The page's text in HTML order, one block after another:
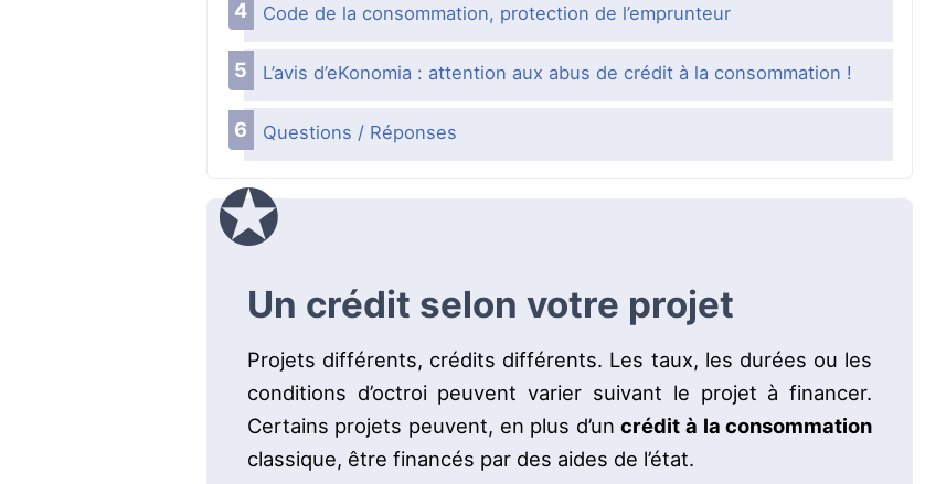
Code de la consommation, protection de l’emprunteur
L’avis d’eKonomia : attention aux abus de crédit à la consommation !
Questions / Réponses
Un crédit selon votre projet
Projets différents, crédits différents. Les taux, les durées ou les
conditions d’octroi peuvent varier suivant le projet à financer.
Certains projets peuvent, en plus d’uncrédit à la consommation
classique, être financés par des aides de l’état.